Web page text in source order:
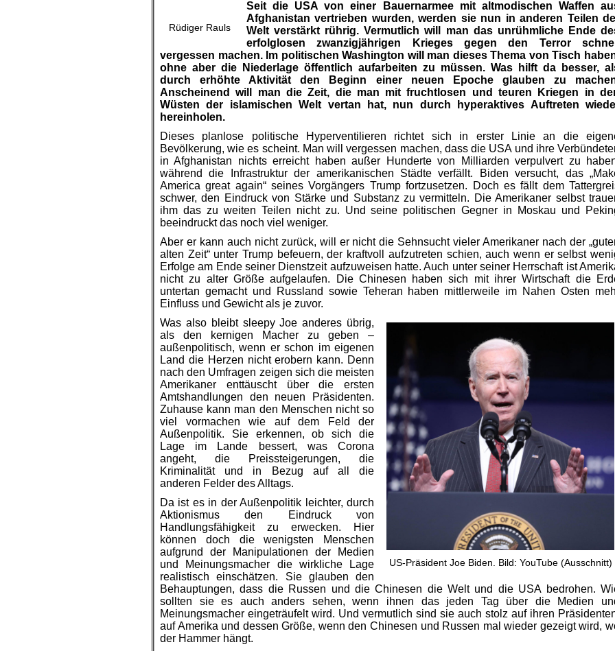
Rüdiger Rauls
Seit die USA von einer Bauernarmee mit altmodischen Waffen
Afghanistan vertrieben wurden,werden sie nun in anderen Teilen
Welt verstärkt rührig. Vermutlich will man das unrühmliche Ende
erfolglosen zwanzigjährigen Krieges gegen den Terror
vergessen machen. Im politischen Washington will man dieses Thema von Tisch
ohne aber die Niederlage öffentlich aufarbeiten zu müssen. Was hilft da besser,
durch erhöhte Aktivität den Beginn einer neuen Epoche glauben zu
Anscheinend will man die Zeit, die man mit fruchtlosen undteuren Kriegen in
Wüsten der islamischen Welt vertan hat, nun durch hyperaktives Auftreten
hereinholen.
Dieses planlose politische Hyperventilieren richtet sich in erster Linie an die
Bevölkerung, wie es scheint. Man will vergessen machen, dass die USA und ihre
in Afghanistan nichts erreicht haben außer Hunderte von Milliarden verpulvert zu
während die Infrastruktur der amerikanischen Städte verfällt. Biden versucht, das
America great again“ seines Vorgängers Trump fortzusetzen. Doch es fällt dem
schwer, den Eindruck von Stärke und Substanz zu vermitteln. Die Amerikaner selbst
ihm das zu weiten Teilen nicht zu. Und seine politischen Gegner in Moskau und
beeindruckt das noch viel weniger.
Aber er kann auch nicht zurück, will er nicht die Sehnsucht vieler Amerikaner nach der
alten Zeit“ unter Trump befeuern, der kraftvoll aufzutreten schien, auch wenn er selbst
Erfolge am Ende seiner Dienstzeit aufzuweisen hatte. Auch unter seiner Herrschaft ist
nicht zu alter Größe aufgelaufen. Die Chinesen haben sich mit ihrer Wirtschaft die
untertan gemacht und Russland sowie Teheran haben mittlerweile im Nahen Osten
Einfluss und Gewicht als je zuvor.
US-Präsident Joe Biden. Bild: YouTube (Ausschnitt)
Was also bleibt sleepy Joe anderes übrig,
als den kernigen Macher zu geben –
außenpolitisch, wenn er schon im eigenen
Land die Herzen nicht erobern kann. Denn
nach den Umfragen zeigen sich die meisten
Amerikaner enttäuscht über die ersten
Amtshandlungen den neuen Präsidenten.
Zuhause kann man den Menschen nicht so
viel vormachen wie auf dem Feld der
Außenpolitik. Sie erkennen, ob sich die
Lage im Lande bessert, was Corona
angeht, die Preissteigerungen, die
Kriminalität und in Bezug auf all die
anderen Felder des Alltags.
Da ist es in der Außenpolitik leichter, durch
Aktionismus den Eindruck von
Handlungsfähigkeit zu erwecken. Hier
können doch die wenigsten Menschen
aufgrund der Manipulationen der Medien
und Meinungsmacher die wirkliche Lage
realistisch einschätzen. Sie glauben den
Behauptungen, dass die Russen und die Chinesen die Welt und die USA bedrohen.
sollten sie es auch anders sehen, wenn ihnen das jeden Tag über die Medien
Meinungsmacher eingeträufelt wird. Und vermutlich sind sie auch stolz auf ihren
auf Amerika und dessen Größe, wenn den Chinesen und Russen mal wieder gezeigt wird,
der Hammer hängt.